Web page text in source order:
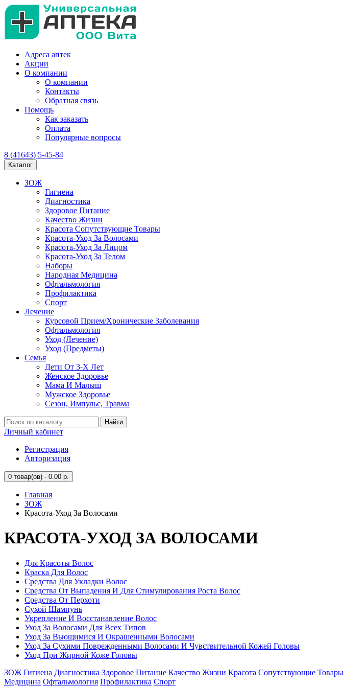
Адреса аптек
Акции
О компании
О компании
Контакты
Обратная связь
Помощь
Как заказать
Оплата
Популярные вопросы
8 (41643) 5-45-84
Каталог
ЗОЖ
Гигиена
Диагностика
Здоровое Питание
Качество Жизни
Красота Сопутствующие Товары
Красота-Уход За Волосами
Красота-Уход За Лицом
Красота-Уход За Телом
Наборы
Народная Медицина
Офтальмология
Профилактика
Спорт
Лечение
Курсовой Прием/Хронические Заболевания
Офтальмология
Уход (Лечение)
Уход (Предметы)
Семья
Дети От 3-Х Лет
Женское Здоровье
Мама И Малыш
Мужское Здоровье
Сезон, Импульс, Травма
Найти
Личный кабинет
Регистрация
Авторизация
0 товар(ов) - 0.00 р.
Главная
ЗОЖ
Красота-Уход За Волосами
КРАСОТА-УХОД ЗА ВОЛОСАМИ
Для Красоты Волос
Краска Для Волос
Средства Для Укладки Волос
Средства От Выпадения И Для Стимулирования Роста Волос
Средства От Перхоти
Сухой Шампунь
Укрепление И Восстанавление Волос
Уход За Волосами Для Всех Типов
Уход За Вьющимися И Окрашенными Волосами
Уход За Сухими Поврежденными Волосами И Чувствительной Кожей Головы
Уход При Жирной Коже Головы
ЗОЖ Гигиена Диагностика Здоровое Питание Качество Жизни Красота Сопутствующие Товары
Медицина Офтальмология Профилактика Спорт